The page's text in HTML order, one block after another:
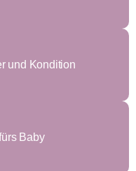
und Kondition
Baby